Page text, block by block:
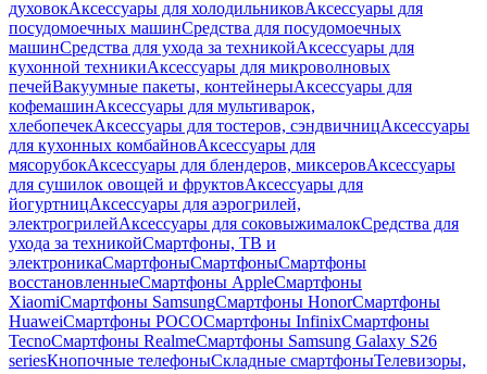
духовокАксессуары для холодильниковАксессуары для
посудомоечных машинСредства для посудомоечных
машинСредства для ухода за техникойАксессуары для
кухонной техникиАксессуары для микроволновых
печейВакуумные пакеты, контейнерыАксессуары для
кофемашинАксессуары для мультиварок,
хлебопечекАксессуары для тостеров, сэндвичницАксессуары
для кухонных комбайновАксессуары для
мясорубокАксессуары для блендеров, миксеровАксессуары
для сушилок овощей и фруктовАксессуары для
йогуртницАксессуары для аэрогрилей,
электрогрилейАксессуары для соковыжималокСредства для
ухода за техникойСмартфоны, ТВ и
электроникаСмартфоныСмартфоныСмартфоны
восстановленныеСмартфоны AppleСмартфоны
XiaomiСмартфоны SamsungСмартфоны HonorСмартфоны
HuaweiСмартфоны POCOСмартфоны InfinixСмартфоны
TecnoСмартфоны RealmeСмартфоны Samsung Galaxy S26
seriesКнопочные телефоныСкладные смартфоныТелевизоры,